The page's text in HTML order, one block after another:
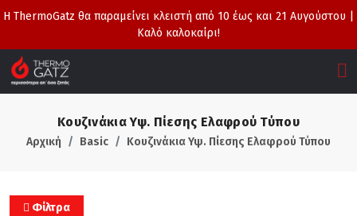
Η ThermoGatz θα παραμείνει κλειστή από 10 έως και 21 Αυγούστου |
Καλό καλοκαίρι!
Κουζινάκια Υψ. Πίεσης Ελαφρού Τύπου
Αρχική Basic Κουζινάκια Υψ. Πίεσης Ελαφρού Τύπου
Φίλτρα